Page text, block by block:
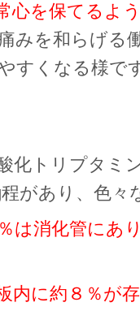
心を保てるよ
和らげる働
すくなる様で
化トリプタミ
があり、色々
は消化管にあ
内に約８％が